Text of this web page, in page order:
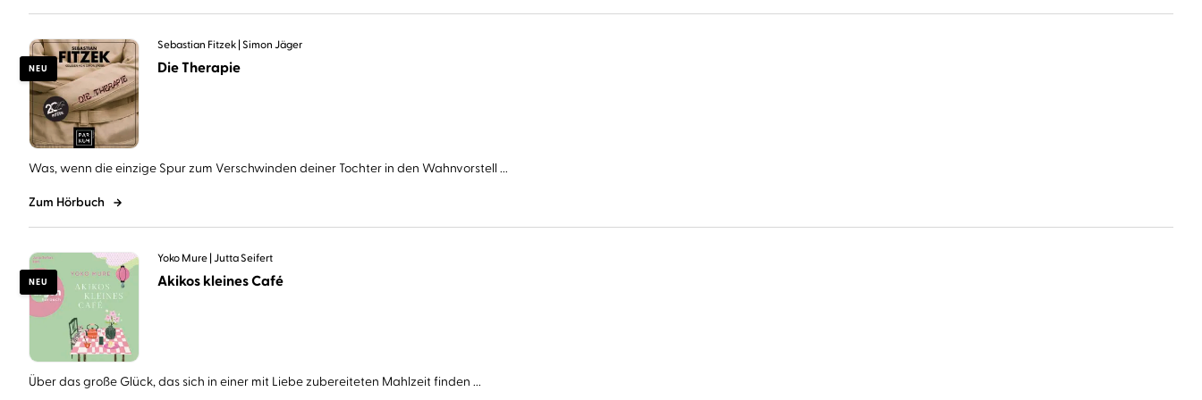
NEU
Sebastian Fitzek Simon Jäger
Die Therapie
Was, wenn die einzige Spur zum Verschwinden deiner Tochter in den Wahnvorstell ...
Zum Hörbuch
NEU
Yoko Mure Jutta Seifert
Akikos kleines Café
Über das große Glück, das sich in einer mit Liebe zubereiteten Mahlzeit finden ...